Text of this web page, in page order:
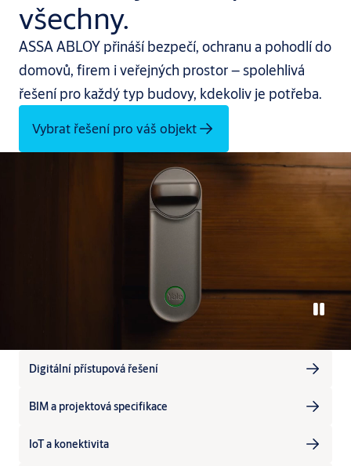
všechny.
ASSA ABLOY přináší bezpečí, ochranu a pohodlí do
domovů, firem i veřejných prostor – spolehlivá
řešení pro každý typ budovy, kdekoliv je potřeba.
Vybrat řešení pro váš objekt
Digitální přístupová řešení
BIM a projektová specifikace
IoT a konektivita